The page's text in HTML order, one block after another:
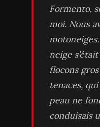
Formento,
moi. Nous
neige
flocons
tenaces,
peau ne
conduisais